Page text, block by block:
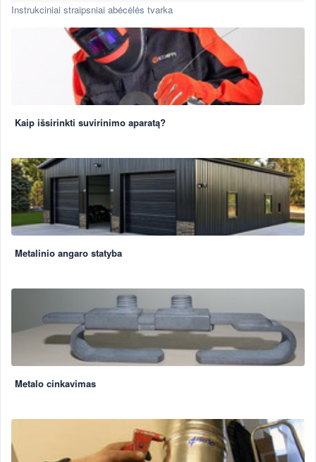
Instrukciniai straipsniai abėcėlės tvarka
Kaip išsirinkti suvirinimo aparatą?
Metalinio angaro statyba
Metalo cinkavimas